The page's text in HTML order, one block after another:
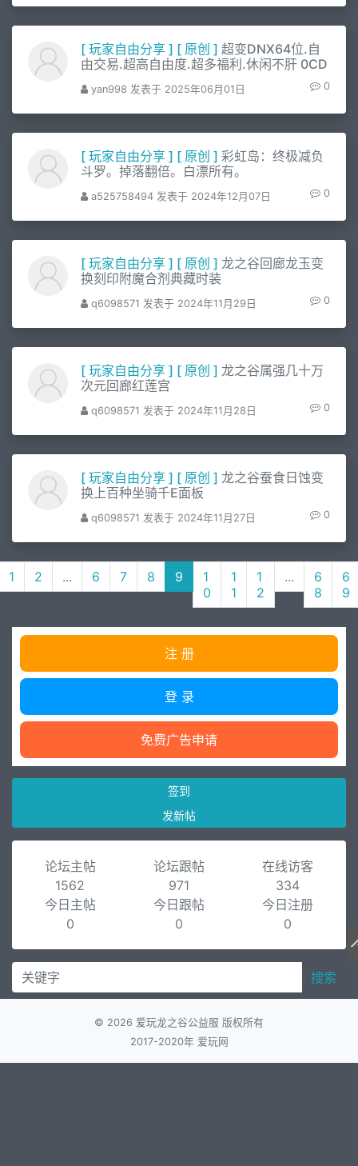
[ 玩家自由分享 ] [ 原创 ] 超变DNX64位.自
由交易.超高自由度.超多福利.休闲不肝 0CD
yan998 发表于 2025年06月01日 0
[ 玩家自由分享 ] [ 原创 ] 彩虹岛：终极减负
斗罗。掉落翻倍。白漂所有。
a525758494 发表于 2024年12月07日 0
[ 玩家自由分享 ] [ 原创 ] 龙之谷回廊龙玉变
换刻印附魔合剂典藏时装
q6098571 发表于 2024年11月29日 0
[ 玩家自由分享 ] [ 原创 ] 龙之谷属强几十万
次元回廊红莲宫
q6098571 发表于 2024年11月28日 0
[ 玩家自由分享 ] [ 原创 ] 龙之谷蚕食日蚀变
换上百种坐骑千E面板
q6098571 发表于 2024年11月27日 0
1 2 ... 6 7 8 9
1
0
1
1
1
2
...
6
8
6
9
注 册
登 录
免费广告申请
签到
发新帖
论坛主帖
1562
论坛跟帖
971
在线访客
334
今日主帖
0
今日跟帖
0
今日注册
0
搜索
© 2026 爱玩龙之谷公益服 版权所有
2017-2020年 爱玩网